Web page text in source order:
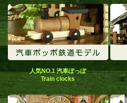
人気NO.1 汽車ぽっぽ
Train clocks